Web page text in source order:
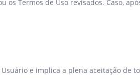
Termos de Uso revisados. Caso,
e implica a plena aceitação de